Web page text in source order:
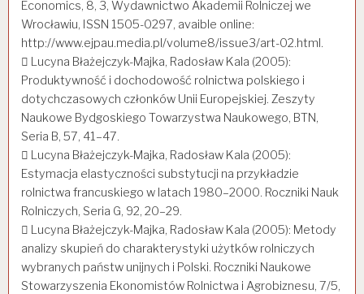
Economics, 8, 3, Wydawnictwo Akademii Rolniczej we
Wrocławiu, ISSN 1505-0297, avaible online:
http://www.ejpau.media.pl/volume8/issue3/art-02.html.
 Lucyna Błażejczyk-Majka, Radosław Kala (2005):
Produktywność i dochodowość rolnictwa polskiego i
dotychczasowych członków Unii Europejskiej. Zeszyty
Naukowe Bydgoskiego Towarzystwa Naukowego, BTN,
Seria B, 57, 41–47.
 Lucyna Błażejczyk-Majka, Radosław Kala (2005):
Estymacja elastyczności substytucji na przykładzie
rolnictwa francuskiego w latach 1980–2000. Roczniki Nauk
Rolniczych, Seria G, 92, 20–29.
 Lucyna Błażejczyk-Majka, Radosław Kala (2005): Metody
analizy skupień do charakterystyki użytków rolniczych
wybranych państw unijnych i Polski. Roczniki Naukowe
Stowarzyszenia Ekonomistów Rolnictwa i Agrobiznesu, 7/5,